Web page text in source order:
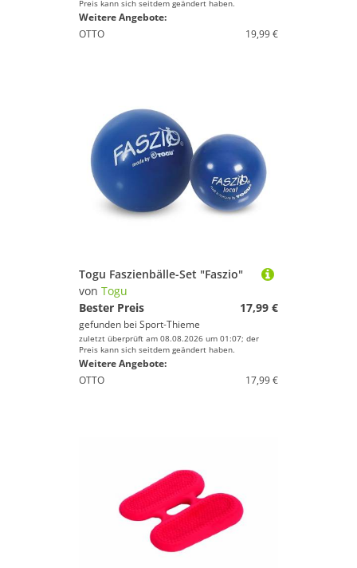
Preis kann sich seitdem geändert haben.
Weitere Angebote:
OTTO
19,99 €
Togu Faszienbälle-Set "Faszio"
von Togu
Bester Preis
17,99 €
gefunden bei Sport-Thieme
zuletzt überprüft am 08.08.2026 um 01:07; der
Preis kann sich seitdem geändert haben.
Weitere Angebote:
OTTO
17,99 €